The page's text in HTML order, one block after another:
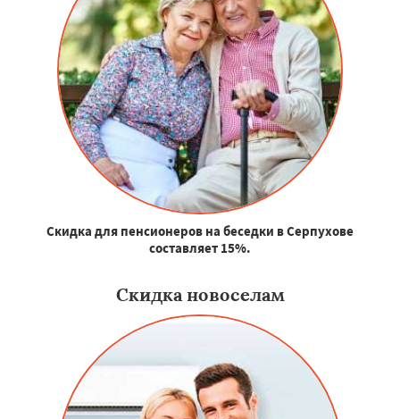
Скидка для пенсионеров на беседки в Серпухове
составляет 15%.
Скидка новоселам